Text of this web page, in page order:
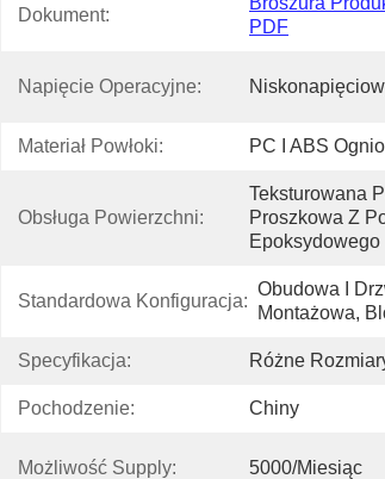
Dokument:
PDF
Napięcie Operacyjne:
Materiał Powłoki: PC I ABS
Obsługa Powierzchni:
Teksturowana
Proszkowa Z
Epoksydowego
Standardowa Konfiguracja:
Obudowa I
Montażowa,
Specyfikacja: Różne
Pochodzenie: Chiny
Możliwość Supply: 5000/miesiąc